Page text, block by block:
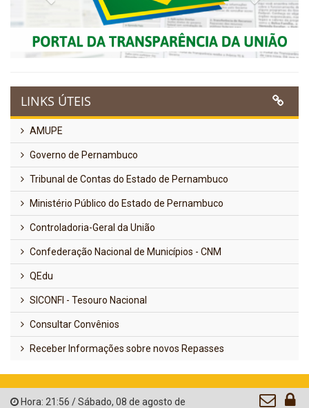
LINKS ÚTEIS
AMUPE
Governo de Pernambuco
Tribunal de Contas do Estado de Pernambuco
Ministério Público do Estado de Pernambuco
Controladoria-Geral da União
Confederação Nacional de Municípios - CNM
QEdu
SICONFI - Tesouro Nacional
Consultar Convênios
Receber Informações sobre novos Repasses
Hora: 21:56 /Sábado, 08 de agosto de